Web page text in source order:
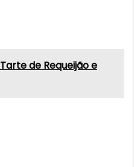
Tarte de Requeijão e